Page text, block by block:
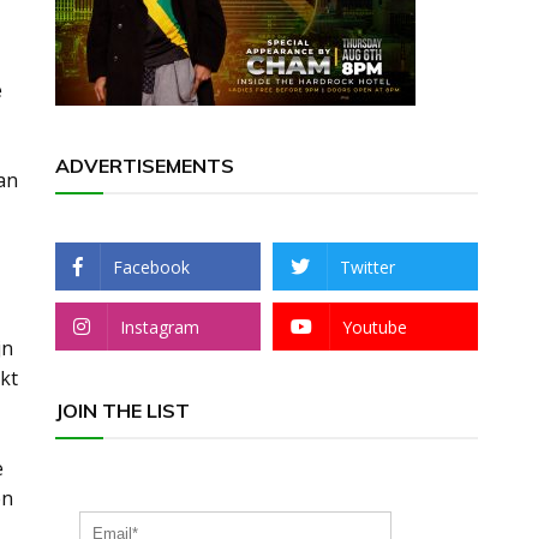
ADVERTISEMENTS
Facebook Twitter
Instagram Youtube
JOIN THE LIST